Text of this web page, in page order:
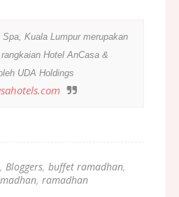
Kuala Lumpur merupakan
Hotel AnCasa &
UDA Holdings
Bloggers buffet ramadhan
ramadhan